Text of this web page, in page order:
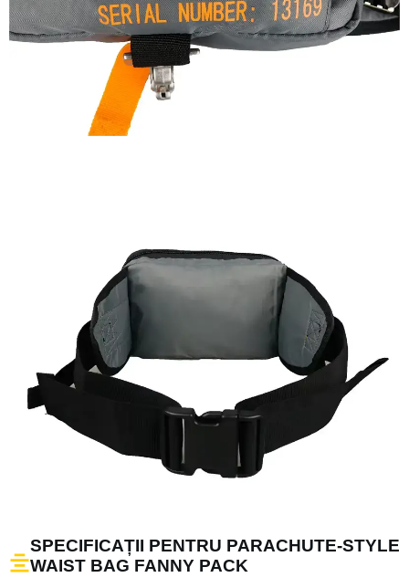
SPECIFICAȚII PENTRU PARACHUTE-STYLE
WAIST BAG FANNY PACK